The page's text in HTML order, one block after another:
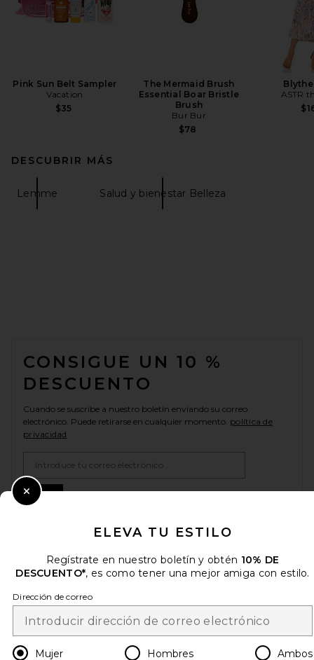
Pink Sun Belt Sampler
Vacation
$35
The Mermaid Brush
Essential Boar Bristle
Brush
Bur Bur
$78
ASTR
DESCUBRIR MÁS
Lemme Salud y bienestar Belleza
CONSIGUE UN 10 %
DESCUENTO
Cuando se suscribe a nuestro boletín enviando su correo
electrónico. Puede retirarse en cualquier momento. política de
privacidad
Change Country Regions
es USD
¡AYÚDANOS A MEJORAR!
ELEVA TU ESTILO
Regístrate en nuestro boletín y obtén 10% DE
DESCUENTO*, es como tener una mejor amiga con estilo.
Dirección de correo
Mujer Hombres Ambos
Close Modal